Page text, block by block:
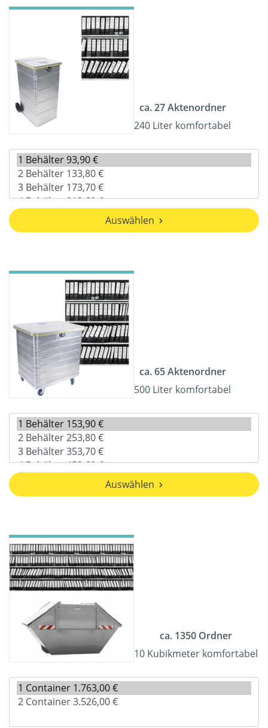
ca. 27 Aktenordner
240 Liter komfortabel
Auswählen
ca. 65 Aktenordner
500 Liter komfortabel
Auswählen
ca. 1350 Ordner
10 Kubikmeter komfortabel